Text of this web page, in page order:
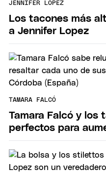
JENNIFER LOPEZ
Los tacones más
a Jennifer Lopez
TAMARA FALCÓ
Tamara Falcó y los
perfectos para